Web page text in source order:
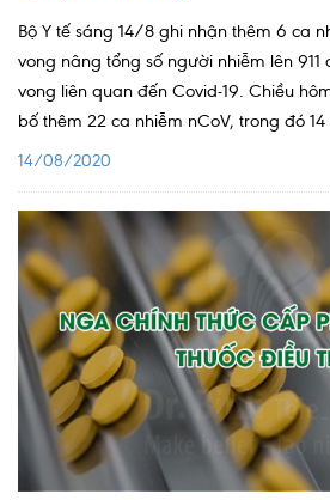
Bộ Y tế sáng 14/8 ghi nhận thêm 6 ca
vong nâng tổng số người nhiễm lên 911
vong liên quan đến Covid-19. Chiều
bố thêm 22 ca nhiễm nCoV, trong đó 14
14/08/2020